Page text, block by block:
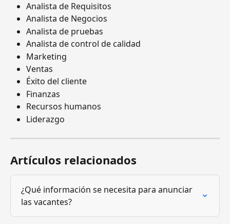
Analista de Requisitos
Analista de Negocios
Analista de pruebas
Analista de control de calidad
Marketing
Ventas
Éxito del cliente
Finanzas
Recursos humanos
Liderazgo
Artículos relacionados
¿Qué información se necesita para anunciar
las vacantes?